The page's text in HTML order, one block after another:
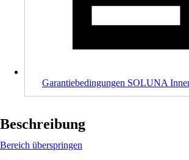
Garantiebedingungen SOLUNA
Beschreibung
Bereich überspringen